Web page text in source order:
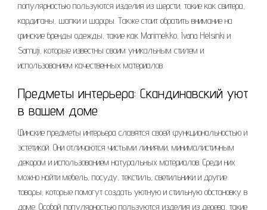
популярностью пользуются изделия из шерсти, такие как свитера,
кардиганы, шапки и шарфы. Также стоит обратить внимание на
финские бренды одежды, такие как Marimekko, Ivana Helsinki и
Samuji, которые известны своим уникальным стилем и
использованием качественных материалов.
Предметы интерьера: Скандинавский уют
в вашем доме
Финские предметы интерьера славятся своей функциональностью и
эстетикой. Они отличаются чистыми линиями, минималистичным
декором и использованием натуральных материалов. Среди них
можно найти мебель, посуду, текстиль, светильники и другие
товары, которые помогут создать уютную и стильную обстановку в
доме. Особой популярностью пользуются изделия из дерева, такие